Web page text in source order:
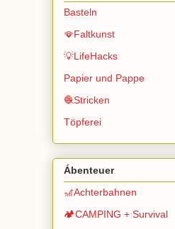
Basteln
🪭Faltkunst
💡LifeHacks
Papier und Pappe
🧶Stricken
Töpferei
Ábenteuer
🎢Achterbahnen
🏕️CAMPING + Survival